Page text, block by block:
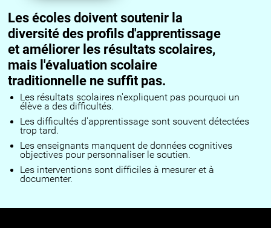
Les écoles doivent soutenir la
diversité des profils d'apprentissage
et améliorer les résultats scolaires,
mais l'évaluation scolaire
traditionnelle ne suffit pas.
Les résultats scolaires n'expliquent pas pourquoi un
élève a des difficultés.
Les difficultés d'apprentissage sont souvent détectées
trop tard.
Les enseignants manquent de données cognitives
objectives pour personnaliser le soutien.
Les interventions sont difficiles à mesurer et à
documenter.